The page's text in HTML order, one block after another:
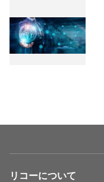
リコーについて